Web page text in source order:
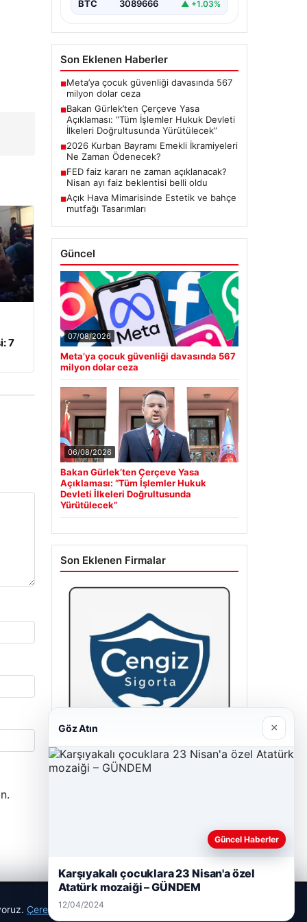
7
başlatacak çerçeve yasanın
BTC 3089666 ▲ +1.03%
Son Eklenen Haberler
■Meta’ya çocuk güvenliği davasında 567
milyon dolar ceza
■Bakan Gürlek’ten Çerçeve Yasa
Açıklaması: “Tüm İşlemler Hukuk Devleti
İlkeleri Doğrultusunda Yürütülecek”
■2026 Kurban Bayramı Emekli İkramiyeleri
Ne Zaman Ödenecek?
■FED faiz kararı ne zaman açıklanacak?
Nisan ayı faiz beklentisi belli oldu
■Açık Hava Mimarisinde Estetik ve bahçe
mutfağı Tasarımları
Güncel
07/08/2026
Meta’ya çocuk güvenliği davasında 567
milyon dolar ceza
06/08/2026
Bakan Gürlek’ten Çerçeve Yasa
Açıklaması: “Tüm İşlemler Hukuk
Devleti İlkeleri Doğrultusunda
Yürütülecek”
Son Eklenen Firmalar
Cengiz Sigorta
Çerez Politikamız
Göz Atın ×
Güncel Haberler
Karşıyakalı çocuklara 23 Nisan'a özel
Atatürk mozaiği – GÜNDEM
12/04/2024